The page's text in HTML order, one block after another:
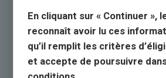
teléfono de lunes a sábado
Contacta con
En cliquant sur « Continuer »,
reconnaît avoir lu ces
qu’il remplit les critères
et accepte de poursuivre